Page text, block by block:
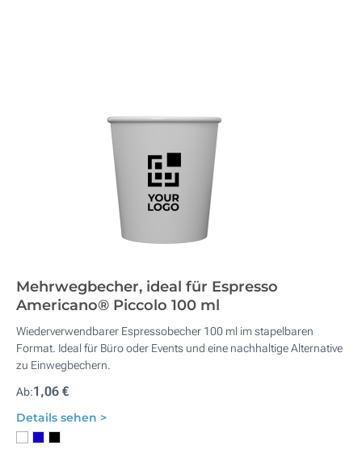
Mehrwegbecher, ideal für Espresso
Americano® Piccolo 100 ml
Wiederverwendbarer Espressobecher 100 ml im stapelbaren
Format. Ideal für Büro oder Events und eine nachhaltige Alternative
zu Einwegbechern.
Ab:1,06 €
Details sehen >